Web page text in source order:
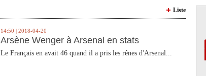
Liste
14:50 | 2018-04-20
Arsène Wenger à Arsenal en stats
Le Français en avait 46 quand il a pris les rênes d'Arsenal...